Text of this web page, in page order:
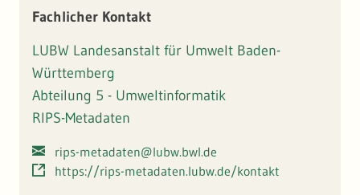
Fachlicher Kontakt
LUBW Landesanstalt für Umwelt Baden-
Württemberg
Abteilung 5 - Umweltinformatik
RIPS-Metadaten
rips-metadaten@lubw.bwl.de
https://rips-metadaten.lubw.de/kontakt